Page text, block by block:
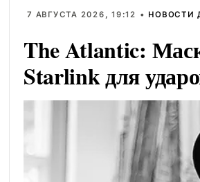
7 АВГУСТА 2026, 19:12 • НОВОСТИ
The Atlantic:
Starlink для